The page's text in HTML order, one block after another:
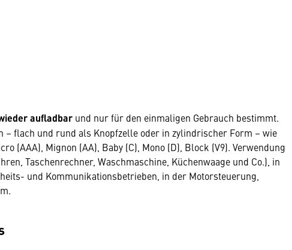
aufladbar und nur für den einmaligen Gebrauch bestimmt.
– flach und rund als Knopfzelle oder in zylindrischer Form – wie
(AAA), Mignon (AA), Baby (C), Mono (D), Block (V9). Verwendung
Taschenrechner, Waschmaschine, Küchenwaage und Co.), in
und Kommunikationsbetrieben, in der Motorsteuerung,